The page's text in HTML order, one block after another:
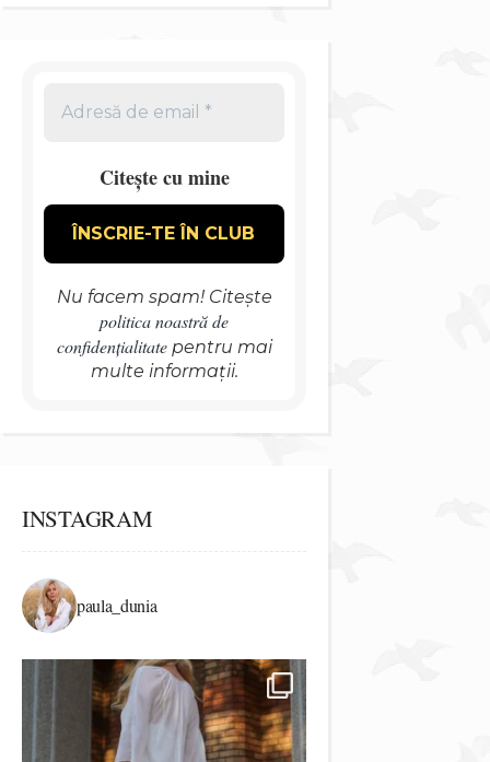
Citește cu mine
Nu facem spam! Citește
politica noastră de
confidențialitatepentru mai
multe informații.
INSTAGRAM
paula_dunia